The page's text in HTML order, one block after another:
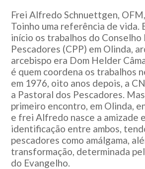
Frei Alfredo Schnuettgen,
Toinho uma referência de vida.
início os trabalhos do Conselho
Pescadores (CPP) em Olinda,
arcebispo era Dom Helder
é quem coordena os trabalhos
em 1976, oito anos depois, a
a Pastoral dos Pescadores.
primeiro encontro, em Olinda,
e frei Alfredo nasce a amizade
identificação entre ambos,
pescadores como amálgama,
transformação, determinada
do Evangelho.